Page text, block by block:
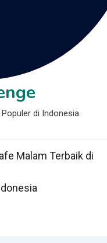
di Indonesia.
Malam Terbaik di